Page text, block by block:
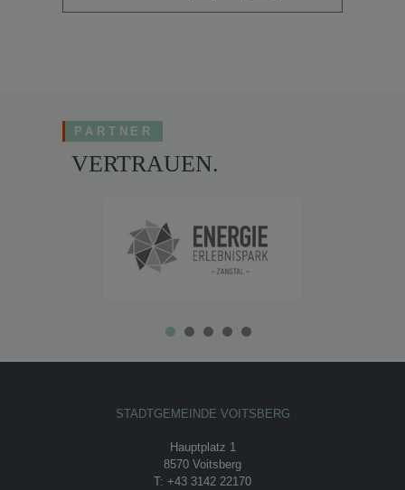
PARTNER
VERTRAUEN.
STADTGEMEINDE VOITSBERG
Hauptplatz 1
8570 Voitsberg
T: +43 3142 22170